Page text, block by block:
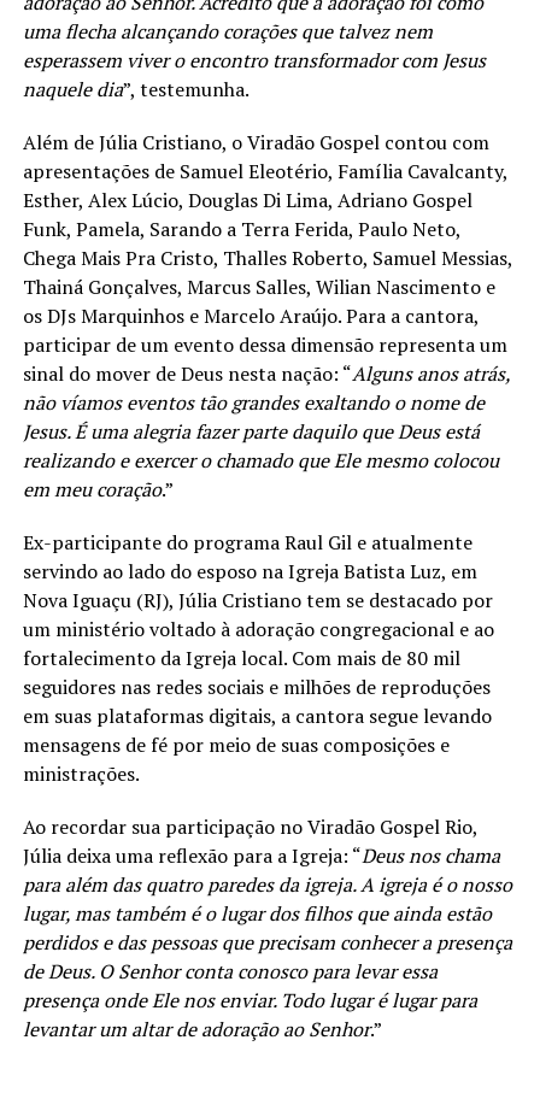
uma flecha alcançando corações que talvez nem
esperassem viver o encontro transformador com Jesus
naquele dia”, testemunha.
Além de Júlia Cristiano, o Viradão Gospel contou com
apresentações de Samuel Eleotério, Família Cavalcanty,
Esther, Alex Lúcio, Douglas Di Lima, Adriano Gospel
Funk, Pamela, Sarando a Terra Ferida, Paulo Neto,
Chega Mais Pra Cristo, Thalles Roberto, Samuel Messias,
Thainá Gonçalves, Marcus Salles, Wilian Nascimento e
os DJs Marquinhos e Marcelo Araújo. Para a cantora,
participar de um evento dessa dimensão representa um
sinal do mover de Deus nesta nação: “Alguns anos atrás,
não víamos eventos tão grandes exaltando o nome de
Jesus. É uma alegria fazer parte daquilo que Deus está
realizando e exercer o chamado que Ele mesmo colocou
em meu coração.”
Ex-participante do programa Raul Gil e atualmente
servindo ao lado do esposo na Igreja Batista Luz, em
Nova Iguaçu (RJ), Júlia Cristiano tem se destacado por
um ministério voltado à adoração congregacional e ao
fortalecimento da Igreja local. Com mais de 80 mil
seguidores nas redes sociais e milhões de reproduções
em suas plataformas digitais, a cantora segue levando
mensagens de fé por meio de suas composições e
ministrações.
Ao recordar sua participação no Viradão Gospel Rio,
Júlia deixa uma reflexão para a Igreja: “Deus nos chama
para além das quatro paredes da igreja. A igreja é o nosso
lugar, mas também é o lugar dos filhos que ainda estão
perdidos e das pessoas que precisam conhecer a presença
de Deus. O Senhor conta conosco para levar essa
presença onde Ele nos enviar. Todo lugar é lugar para
levantar um altar de adoração ao Senhor.”